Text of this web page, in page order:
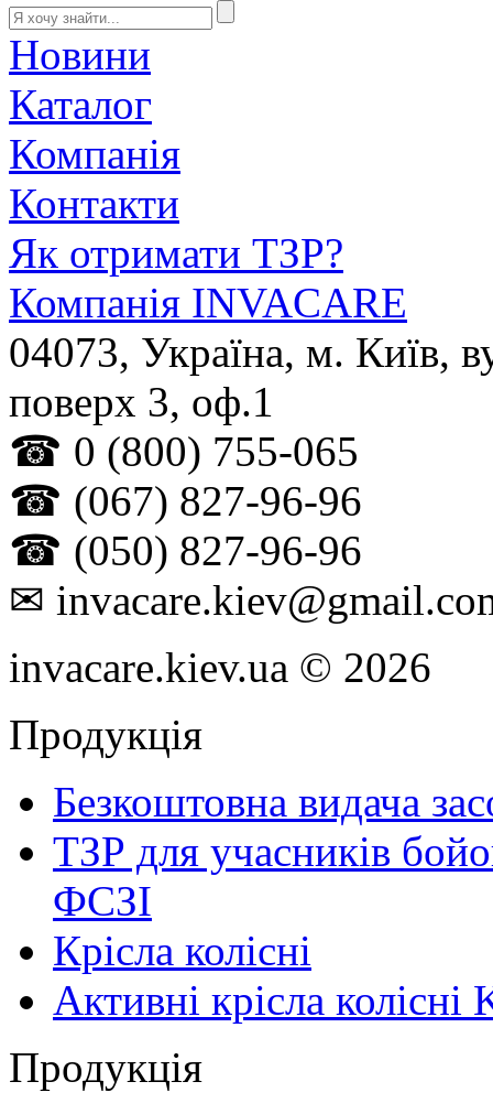
Новини
Каталог
Компанія
Контакти
Як отримати ТЗР?
Компанія INVACARE
04073, Україна, м. Київ,
поверх 3, оф.1
☎ 0 (800) 755-065
☎ (067) 827-96-96
☎ (050) 827-96-96
✉
invacare.kiev.ua © 2026
Продукція
Безкоштовна видача
ТЗР для учасників
ФСЗІ
Крісла колісні
Активні крісла колісні
Продукція